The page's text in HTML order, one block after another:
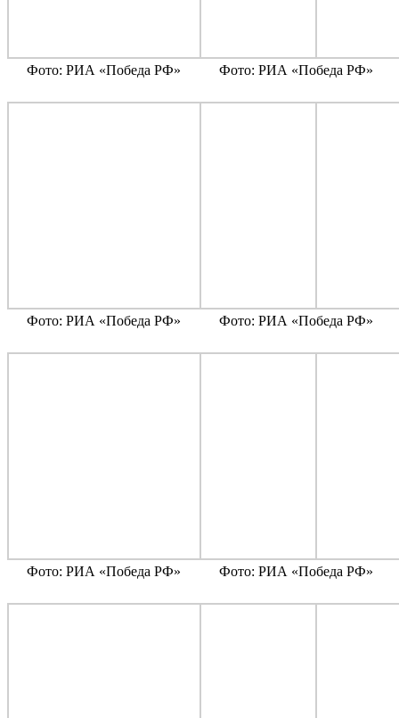
Фото: РИА «Победа РФ» Фото: РИА «Победа РФ»
Фото: РИА «Победа РФ» Фото: РИА «Победа РФ»
Фото: РИА «Победа РФ» Фото: РИА «Победа РФ»